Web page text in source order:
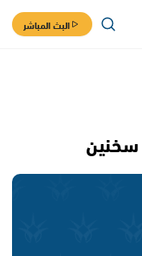
البث المباشر
سخنين